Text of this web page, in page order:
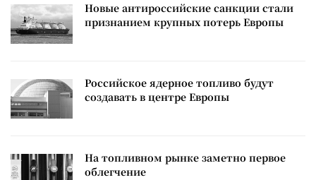
Новые антироссийские санкции стали
признанием крупных потерь Европы
Российское ядерное топливо будут
создавать в центре Европы
На топливном рынке заметно первое
облегчение